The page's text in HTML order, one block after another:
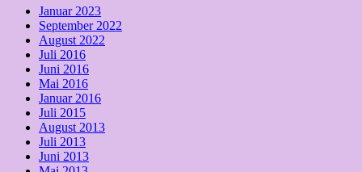
Januar 2023
September 2022
August 2022
Juli 2016
Juni 2016
Mai 2016
Januar 2016
Juli 2015
August 2013
Juli 2013
Juni 2013